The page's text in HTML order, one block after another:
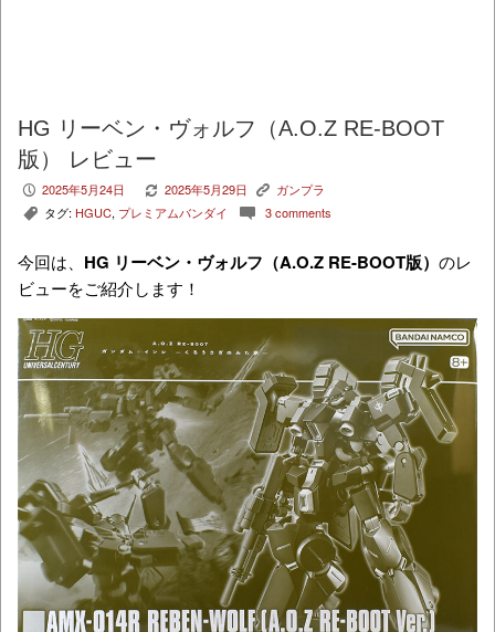
HG リーベン・ヴォルフ（A.O.Z RE-BOOT
版） レビュー
P 2025年5月24日 V 2025年5月29日 K ガンプラ
, タグ: HGUC, プレミアムバンダイ c 3 comments
今回は、 HG リーベン・ヴォルフ（A.O.Z RE-BOOT版） のレ
ビューをご紹介します！